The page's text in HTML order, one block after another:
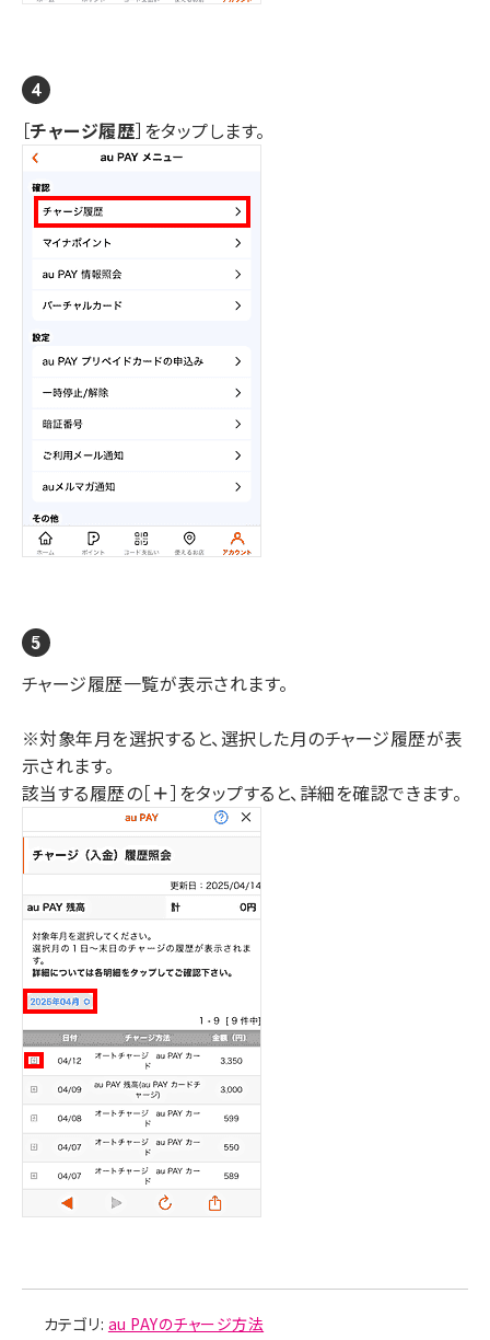
［チャージ履歴］をタップします。
チャージ履歴一覧が表示されます。
※対象年月を選択すると、選択した月のチャージ履歴が表
示されます。
該当する履歴の［＋］をタップすると、詳細を確認できます。
カテゴリ: au PAYのチャージ方法